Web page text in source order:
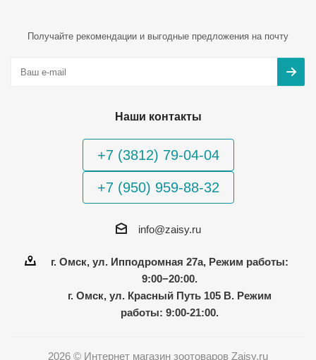
Получайте рекомендации и выгодные предложения на почту
Наши контакты
+7 (3812) 79-04-04
+7 (950) 959-88-32
info@zaisy.ru
г. Омск, ул. Ипподромная 27а, Режим работы:
9:00−20:00.
г. Омск, ул. Красный Путь 105 В. Режим
работы: 9:00-21:00.
2026 © Интернет магазин зоотоваров Zaisy.ru